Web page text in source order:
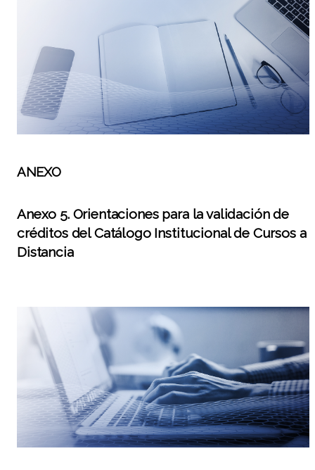
ANEXO
Anexo 5. Orientaciones para la validación de
créditos del Catálogo Institucional de Cursos a
Distancia